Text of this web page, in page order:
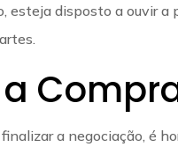
esteja disposto a ouvir
a negociação, é